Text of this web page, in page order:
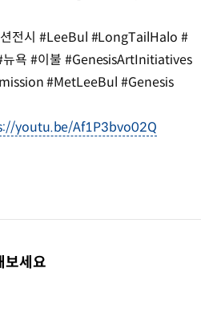
전시 #LeeBul #LongTailHalo #
뉴욕 #이불 #GenesisArtInitiatives
#MetLeeBul #Genesis
youtu.be/Af1P3bvo02Q
보세요